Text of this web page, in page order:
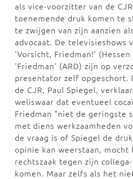
als vice-voorzitter van de
toenemende druk komen te
te zwijgen van zijn aanzien
advocaat. De televisieshows
'Vorsicht, Friedman!' (Hessen
'Friedman' (ARD) zijn op
presentator zelf opgeschort.
de CJR, Paul Spiegel,
weliswaar dat eventueel
Friedman "niet de geringste
met diens werkzaamheden
de vraag is of Spiegel de
opinie kan weerstaan,
rechtszaak tegen zijn
komen. Maar zelfs als het